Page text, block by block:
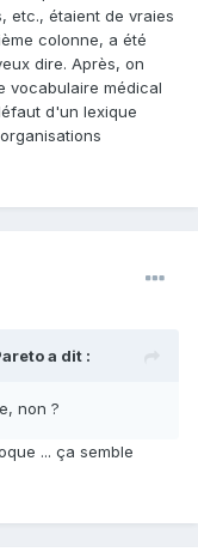
etc., étaient de vraies
colonne, a été
dire. Après, on
vocabulaire médical
d'un lexique
a dit :
non ?
... ça semble